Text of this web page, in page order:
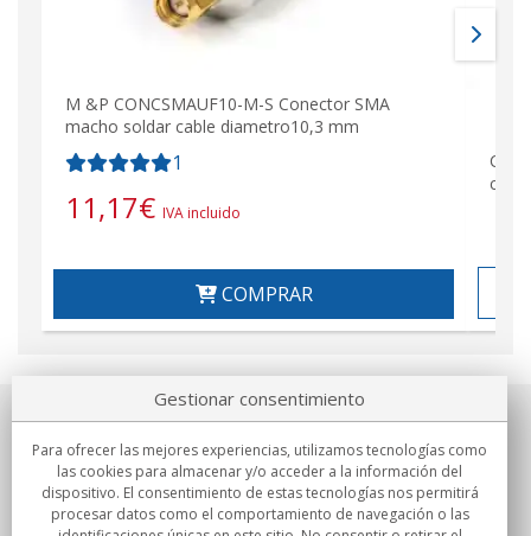
M &P CONCSMAUF10-M-S Conector SMA
macho soldar cable diametro10,3 mm
1
11,17€ IVA incluido
COMPRAR
Sobre nosotros
Compromisos
Gestionar consentimiento
Para ofrecer las mejores experiencias, utilizamos tecnologías como
las cookies para almacenar y/o acceder a la información del
dispositivo. El consentimiento de estas tecnologías nos permitirá
procesar datos como el comportamiento de navegación o las